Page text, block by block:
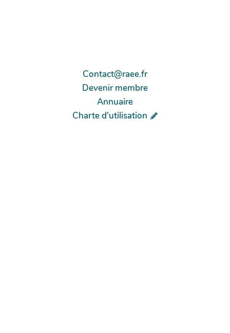
Contact@raee.fr
Devenir membre
Annuaire
Charte d'utilisation